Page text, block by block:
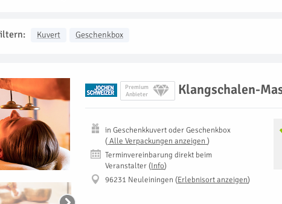
Kuvert Geschenkbox
Premium
Anbieter
Klangschalen-
inGeschenkkuvert oder Geschenkbox
( Alle Verpackungen anzeigen )
Terminvereinbarung direkt beim
Veranstalter (Info)
96231 Neuleiningen (Erlebnisort anzeigen)